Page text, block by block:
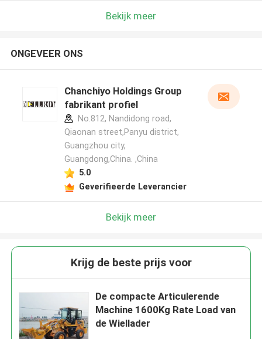
Bekijk meer
ONGEVEER ONS
Chanchiyo Holdings Group
fabrikant profiel
No.812, Nandidong road,
Qiaonan street,Panyu district,
Guangzhou city,
Guangdong,China. ,China
5.0
Geverifieerde Leverancier
Bekijk meer
Krijg de beste prijs voor
De compacte Articulerende
Machine 1600Kg Rate Load van
de Wiellader